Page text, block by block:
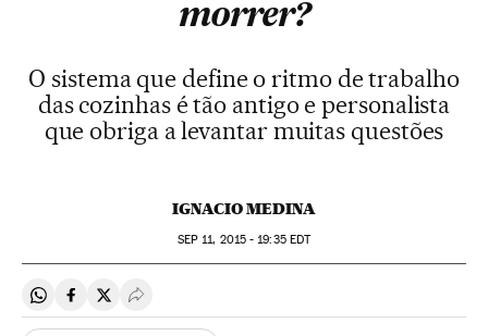
morrer?
O sistema que define o ritmo de trabalho
das cozinhas é tão antigo e personalista
que obriga a levantar muitas questões
IGNACIO MEDINA
SEP 11, 2015 - 19:35EDT
Compartir en Whatsapp
Compartir en Facebook
Compartir en Twitter
Desplegar Redes Sociales